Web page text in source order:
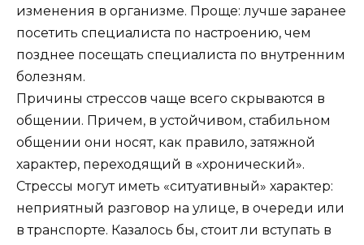
изменения в организме. Проще: лучше заранее
посетить специалиста по настроению, чем
позднее посещать специалиста по внутренним
болезням.
Причины стрессов чаще всего скрываются в
общении. Причем, в устойчивом, стабильном
общении они носят, как правило, затяжной
характер, переходящий в «хронический».
Стрессы могут иметь «ситуативный» характер:
неприятный разговор на улице, в очереди или
в транспорте. Казалось бы, стоит ли вступать в